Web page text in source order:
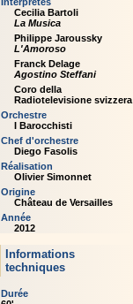
Cecilia Bartoli
La Musica
Philippe Jaroussky
L'Amoroso
Franck Delage
Agostino Steffani
Coro della
Radiotelevisione svizzera
Orchestre
I Barocchisti
Chef d'orchestre
Diego Fasolis
Réalisation
Olivier Simonnet
Origine
Château de Versailles
Année
2012
Informations
techniques
Durée